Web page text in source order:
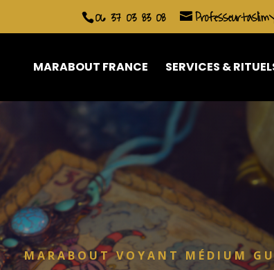
06 37 03 83 08
MARABOUT FRANCE SERVICES &
MARABOUT VOYANT MÉDIUM